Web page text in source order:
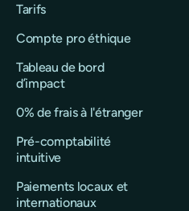
Tarifs
Compte pro éthique
Tableau de bord
d’impact
0% de frais à l'étranger
Pré-comptabilité
intuitive
Paiements locaux et
internationaux